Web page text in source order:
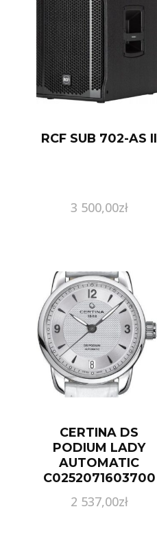
RCF SUB 702-AS II
3 500,00zł
CERTINA DS
PODIUM LADY
AUTOMATIC
C0252071603700
2 537,00zł